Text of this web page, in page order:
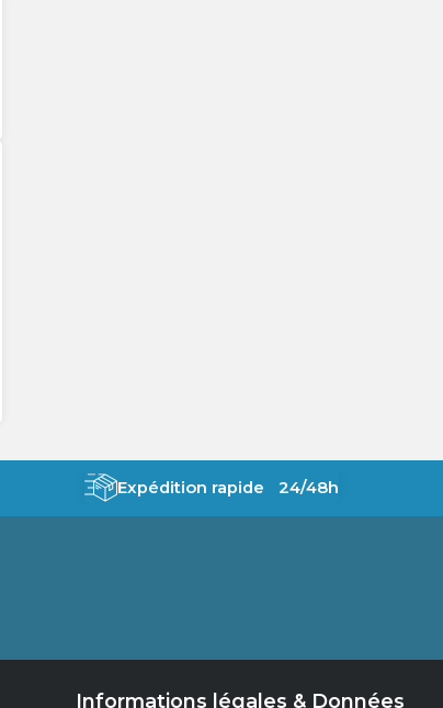
Expédition rapide 24/48h
Informations légales & Données